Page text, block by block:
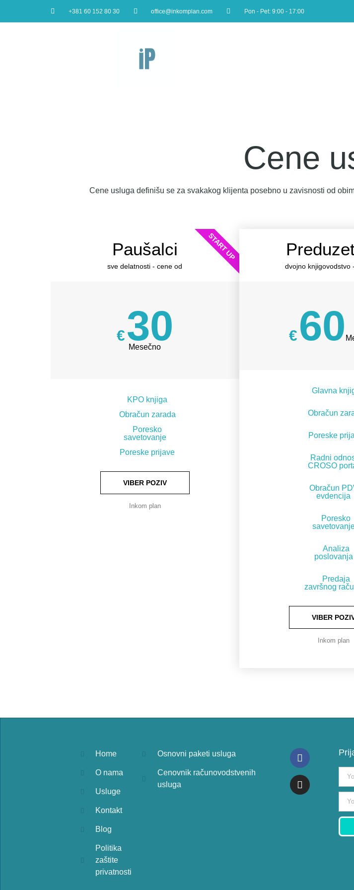
+381 60 152 80 30 office@inkomplan.com Pon - Pet: 9:00 - 17:00
Cene
Cene usluga definišu se za svakakog klijenta posebno u zavisnosti od
Paušalci
sve delatnosti - cene od
€30
Mesečno
KPO knjiga
Obračun zarada
Poresko
savetovanje
Poreske prijave
VIBER POZIV
Inkom plan
START UP
dvojno knjigovodstvo
€ 60
Glavna
Obračun
Poreske
Radni
CROSO
Obračun
evdencija
Poresko
Analiza
poslovanja
Predaja
završnog
VIBER
Inkom plan
Home
O nama
Usluge
Kontakt
Blog
Politika
zaštite
privatnosti
Osnovni paketi usluga
Cenovnik računovodstvenih
usluga